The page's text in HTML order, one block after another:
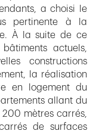
a choisi le
pertinente à la
À la suite de ce
actuels,
constructions
la réalisation
en logement du
allant du
mètres carrés,
de surfaces